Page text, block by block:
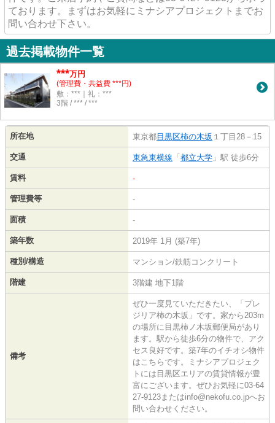
ております。まずはお気軽にミナシアプロジェクトまでお
問い合わせ下さい。
過去掲載物件一覧
***万円
(管理費・共益費 ***円)
敷：***｜礼：***
3階 / *** / ***
所在地 東京都目黒区柿の木坂 １丁目28－15
交通 東急東横線 「 都立大学 」駅 徒歩6分
賃料 -
管理費等 -
面積 -
築年数 2019年 1月 (築7年)
種別/構造 マンション/鉄筋コンクリート
階建 3階建 地下1階
備考
ぜひ一度見ていただきたい、「プレ
ジリア柿の木坂」です。家から203m
の場所に目黒柿ノ木坂郵便局があり
ます。駅から徒歩6分の物件で、アク
セス良好です。築7年のイチオシ物件
はこちらです。ミナシアプロジェク
トには目黒区エリアの賃貸情報が豊
富にございます。ぜひお気軽に03-64
27-9123またはinfo@nekofu.co.jpへお
問い合わせください。